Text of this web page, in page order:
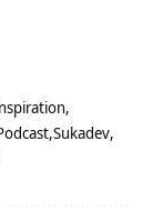
Sukadev